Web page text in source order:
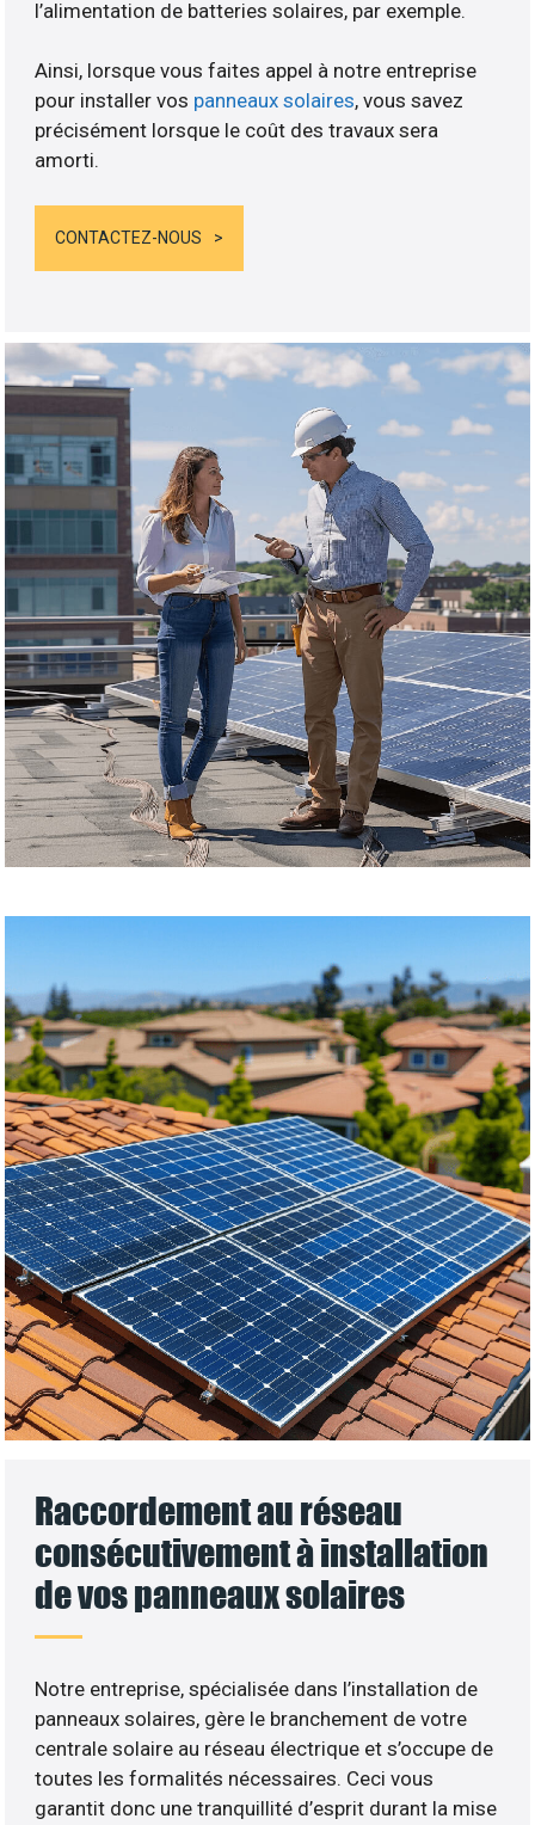
l’alimentation de batteries solaires, par exemple.
Ainsi, lorsque vous faites appel à notre entreprise
pour installer vos panneaux solaires, vous savez
précisément lorsque le coût des travaux sera
amorti.
CONTACTEZ-NOUS
Raccordement au réseau
consécutivement à installation
de vos panneaux solaires
Notre entreprise, spécialisée dans l’installation de
panneaux solaires, gère le branchement de votre
centrale solaire au réseau électrique et s’occupe de
toutes les formalités nécessaires. Ceci vous
garantit donc une tranquillité d’esprit durant la mise